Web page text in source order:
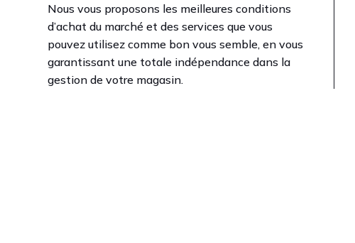
Nous vous proposons les meilleures conditions
d’achat du marché et des services que vous
pouvez utilisez comme bon vous semble, en vous
garantissant une totale indépendance dans la
gestion de votre magasin.